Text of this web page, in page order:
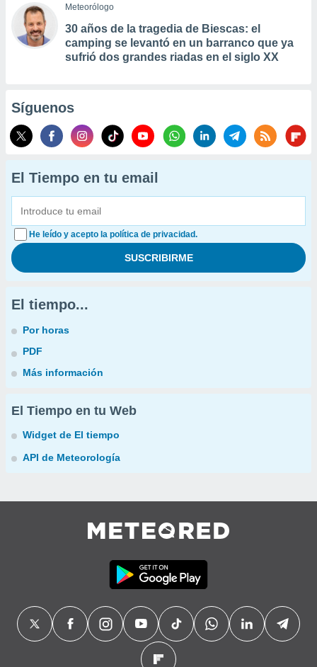
Meteorólogo
30 años de la tragedia de Biescas: el
camping se levantó en un barranco que ya
sufrió dos grandes riadas en el siglo XX
Síguenos
El Tiempo en tu email
He leído y acepto la política de privacidad.
El tiempo...
Por horas
PDF
Más información
El Tiempo en tu Web
Widget de El tiempo
API de Meteorología